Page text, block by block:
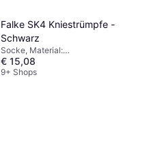
Falke SK4 Kniestrümpfe -
Schwarz
Socke, Material:
Elastan/Lycra/Spandex, Polyamid
€ 15,08
9+ Shops